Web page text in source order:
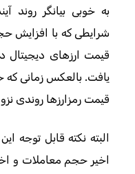
به خوبی بیانگر روند
شرایطی که با افزایش
قیمت ارزهای دیجیتال
یافت. بالعکس زمانی
قیمت رمزارزها روندی
البته نکته قابل توجه
اخیر حجم معاملات و